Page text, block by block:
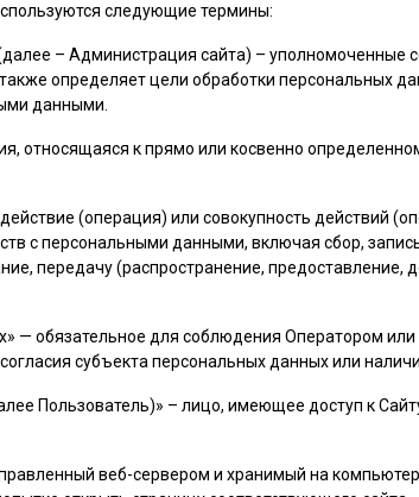
следующие термины:
– Администрация сайта) – уполномоченные
определяет цели обработки персональных
данными.
относящаяся к прямо или косвенно
(операция) или совокупность действий
с персональными данными, включая сбор,
передачу (распространение, предоставление,
— обязательное для соблюдения Оператором
субъекта персональных данных или
Пользователь)» – лицо, имеющее доступ к
веб-сервером и хранимый на